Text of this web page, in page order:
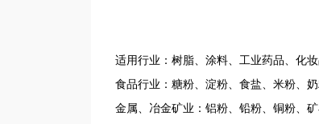
适用行业：树脂、涂料、工业药品、化妆
食品行业：糖粉、淀粉、食盐、米粉、
金属、冶金矿业：铝粉、铅粉、铜粉、